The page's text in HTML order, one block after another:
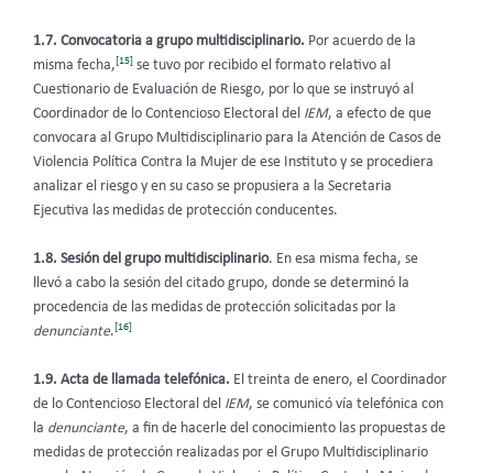
1.7. Convocatoria a grupo multidisciplinario. Por acuerdo de la
misma fecha,[15] se tuvo por recibido el formato relativo al
Cuestionario de Evaluación de Riesgo, por lo que se instruyó al
Coordinador de lo Contencioso Electoral del IEM, a efecto de que
convocara al Grupo Multidisciplinario para la Atención de Casos de
Violencia Política Contra la Mujer de ese Instituto y se procediera
analizar el riesgo y en su caso se propusiera a la Secretaria
Ejecutiva las medidas de protección conducentes.
1.8. Sesión del grupo multidisciplinario. En esa misma fecha, se
llevó a cabo la sesión del citado grupo, donde se determinó la
procedencia de las medidas de protección solicitadas por la
denunciante.[16]
1.9. Acta de llamada telefónica. El treinta de enero, el Coordinador
de lo Contencioso Electoral del IEM, se comunicó vía telefónica con
la denunciante, a fin de hacerle del conocimiento las propuestas de
medidas de protección realizadas por el Grupo Multidisciplinario